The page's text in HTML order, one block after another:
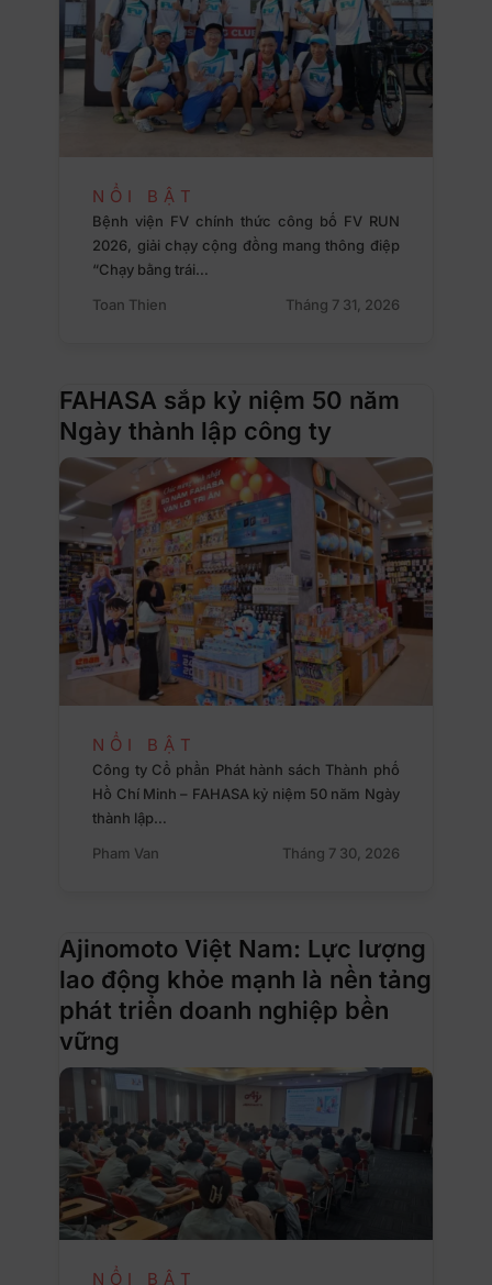
NỔI BẬT
Bệnh viện FV chính thức công bố FV RUN
2026, giải chạy cộng đồng mang thông điệp
“Chạy bằng trái…
Toan Thien
Tháng 7 31, 2026
FAHASA sắp kỷ niệm 50 năm
Ngày thành lập công ty
NỔI BẬT
Công ty Cổ phần Phát hành sách Thành phố
Hồ Chí Minh – FAHASA kỷ niệm 50 năm Ngày
thành lập…
Pham Van
Tháng 7 30, 2026
Ajinomoto Việt Nam: Lực lượng
lao động khỏe mạnh là nền tảng
phát triển doanh nghiệp bền
vững
NỔI BẬT